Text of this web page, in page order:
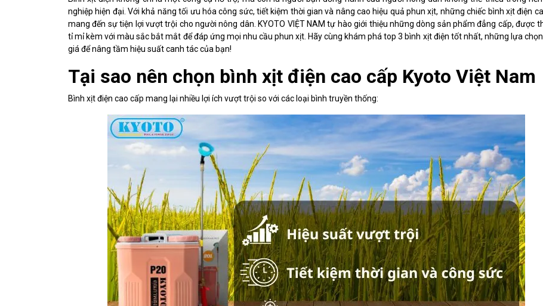
nghiệp hiện đại. Với khả năng tối ưu hóa công sức, tiết kiệm thời gian và nâng cao hiệu quả phun xịt, những chiếc bình xịt điện
mang đến sự tiện lợi vượt trội cho người nông dân. KYOTO VIỆT NAM tự hào giới thiệu những dòng sản phẩm đẳng cấp, được
tỉ mỉ kèm với màu sắc bắt mắt để đáp ứng mọi nhu cầu phun xịt. Hãy cùng khám phá top 3 bình xịt điện tốt nhất, những lựa
giá để nâng tầm hiệu suất canh tác của bạn!
Tại sao nên chọn bình xịt điện cao cấp Kyoto Việt Nam
Bình xịt điện cao cấp mang lại nhiều lợi ích vượt trội so với các loại bình truyền thống: